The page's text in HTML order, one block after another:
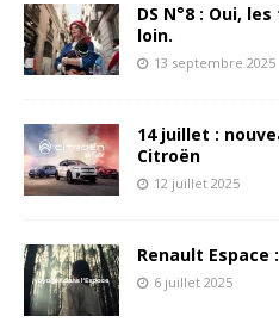
DS N°8 : Oui,
loin.
13 septembre 2025
14 juillet :
Citroën
12 juillet 2025
Renault
6 juillet 2025